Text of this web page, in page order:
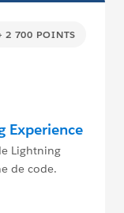
2 700 POINTS
Experience
Lightning
de code.